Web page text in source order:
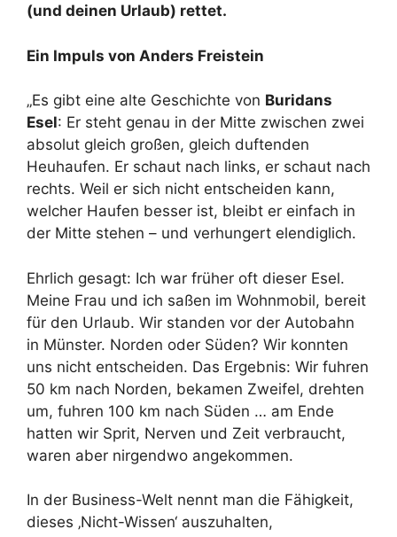
(und deinen Urlaub) rettet.
Ein Impuls von Anders Freistein
„Es gibt eine alte Geschichte von Buridans
Esel: Er steht genau in der Mitte zwischen zwei
absolut gleich großen, gleich duftenden
Heuhaufen. Er schaut nach links, er schaut nach
rechts. Weil er sich nicht entscheiden kann,
welcher Haufen besser ist, bleibt er einfach in
der Mitte stehen – und verhungert elendiglich.
Ehrlich gesagt: Ich war früher oft dieser Esel.
Meine Frau und ich saßen im Wohnmobil, bereit
für den Urlaub. Wir standen vor der Autobahn
in Münster. Norden oder Süden? Wir konnten
uns nicht entscheiden. Das Ergebnis: Wir fuhren
50 km nach Norden, bekamen Zweifel, drehten
um, fuhren 100 km nach Süden … am Ende
hatten wir Sprit, Nerven und Zeit verbraucht,
waren aber nirgendwo angekommen.
In der Business-Welt nennt man die Fähigkeit,
dieses ‚Nicht-Wissen‘ auszuhalten,